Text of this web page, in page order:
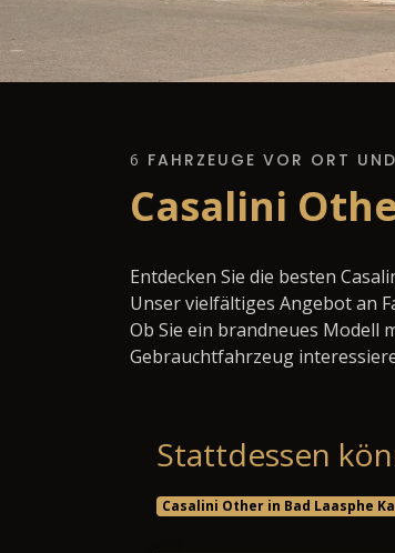
6 FAHRZEUGE VOR ORT UND
Casalini
Entdecken Sie die besten
Unser vielfältiges Angebot an
Ob Sie ein brandneues Modell
Gebrauchtfahrzeug
Stattdessen
Casalini Other in Bad Laasphe